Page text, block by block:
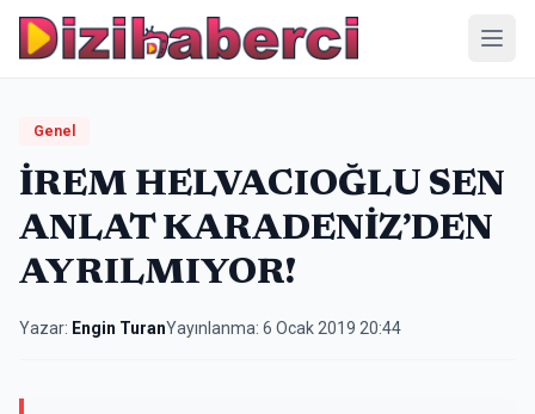
Genel
İREM HELVACIOĞLU SEN
ANLAT KARADENİZ’DEN
AYRILMIYOR!
Yazar: Engin TuranYayınlanma: 6 Ocak 2019 20:44